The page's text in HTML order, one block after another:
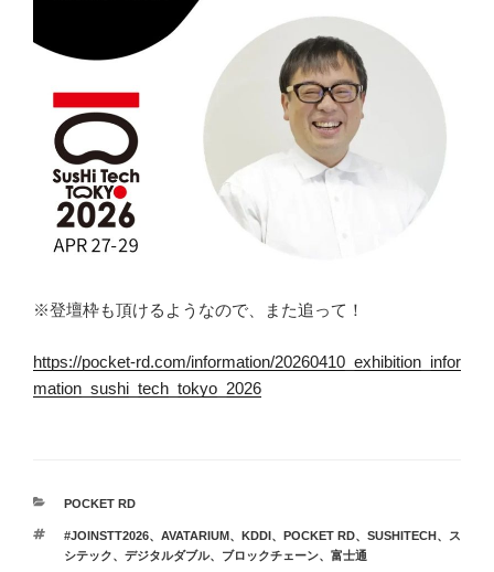
※登壇枠も頂けるようなので、また追って！
https://pocket-rd.com/information/20260410_exhibition_infor
mation_sushi_tech_tokyo_2026
カ
ゴ
リ
POCKET RD
タ
グ
#JOINSTT2026、 AVATARIUM、 KDDI、 POCKET RD、 SUSHITECH、
ス
シテック、 デジタルダブル、 ブロックチェーン、 富士通